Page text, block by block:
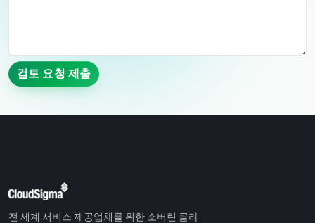
검토 요청 제출
전 세계 서비스 제공업체를 위한 소버린 클라